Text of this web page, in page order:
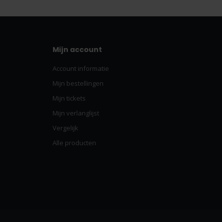
Mijn account
Account informatie
Mijn bestellingen
Mijn tickets
Mijn verlanglijst
Vergelijk
Alle producten